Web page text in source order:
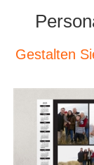
Gestalten